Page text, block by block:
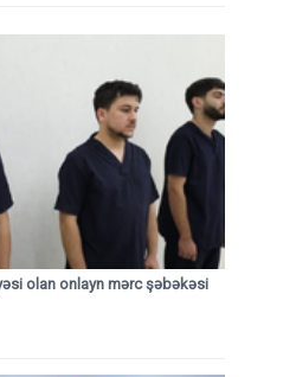
olan onlayn mərc şəbəkəsi